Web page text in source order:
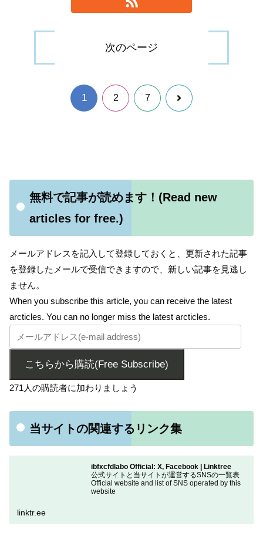
次のページ
1 2 7 次
無料で記事が読めます！(Read new
articles for free.)
メールアドレスを記入して登録しておくと、更新された記事
を登録したメールで受信できますので、新しい記事を見逃し
ません。
When you subscribe this article, you can receive the latest
arcticles. You can no longer miss the latest arcticles.
こちらから購読(Free Subscribe)
271人の購読者に加わりましょう
当サイトの関連するリンク集
ibfxcfdlabo Official: X, Facebook | Linktree
公式サイトと当サイトが運営するSNSの一覧表
Official website and list of SNS operated by this
website
linktr.ee